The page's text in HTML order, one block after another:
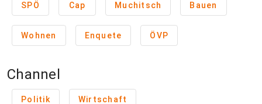
SPÖ Cap Muchitsch Bauen
Wohnen Enquete ÖVP
Channel
Politik Wirtschaft